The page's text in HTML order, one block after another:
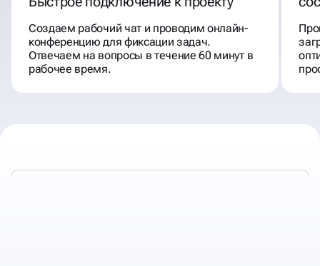
Создаем рабочий чат и проводим онлайн-
конференцию для фиксации задач.
Отвечаем на вопросы в течение 60 минут в
рабочее время.